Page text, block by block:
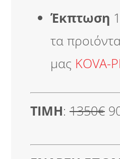
Έκπτωση
τα
μας KOVA-
ΤΙΜΗ: 1350€